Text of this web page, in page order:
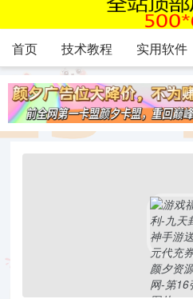
首页 技术教程 实用软件